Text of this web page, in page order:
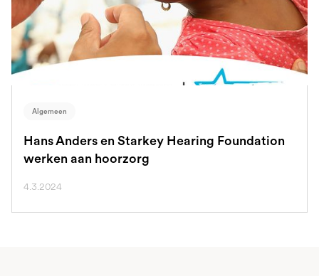
Algemeen
Hans Anders en Starkey Hearing Foundation
werken aan hoorzorg
4.3.2024